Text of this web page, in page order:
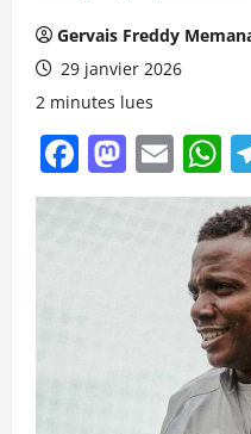
Gervais Freddy
29 janvier 2026
2 minutes lues
Facebook